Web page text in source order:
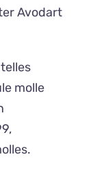
Avodart
molle